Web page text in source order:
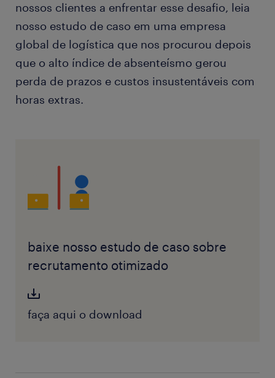
nossos clientes a enfrentar esse desafio, leia
nosso estudo de caso em uma empresa
global de logística que nos procurou depois
que o alto índice de absenteísmo gerou
perda de prazos e custos insustentáveis com
horas extras.
baixe nosso estudo de caso sobre
recrutamento otimizado
faça aqui o download